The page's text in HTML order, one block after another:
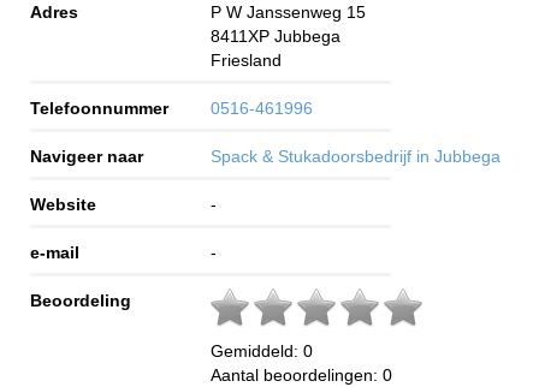
Adres
P W Janssenweg 15
8411XP Jubbega
Friesland
Telefoonnummer 0516-461996
Navigeer naar Spack & Stukadoorsbedrijf in Jubbega
Website -
e-mail -
Beoordeling
Gemiddeld: 0
Aantal beoordelingen: 0